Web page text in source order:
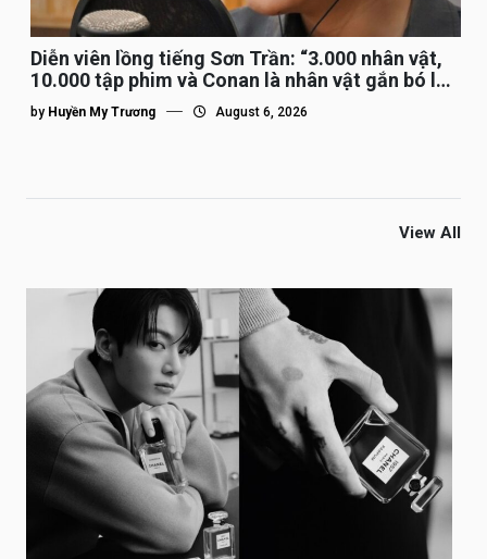
Diễn viên lồng tiếng Sơn Trần: “3.000 nhân vật,
10.000 tập phim và Conan là nhân vật gắn bó lâu
nhất”
by Huyền My Trương August 6, 2026
View All